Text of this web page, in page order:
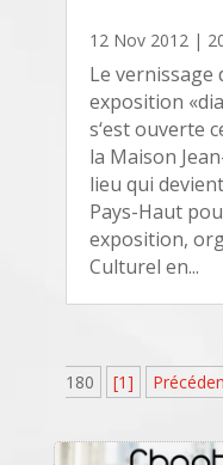
12 Nov 2012 |
Le vernissage
exposition
s‘est ouverte
la Maison
lieu qui
Pays-Haut
exposition,
Culturel en...
180
[1]